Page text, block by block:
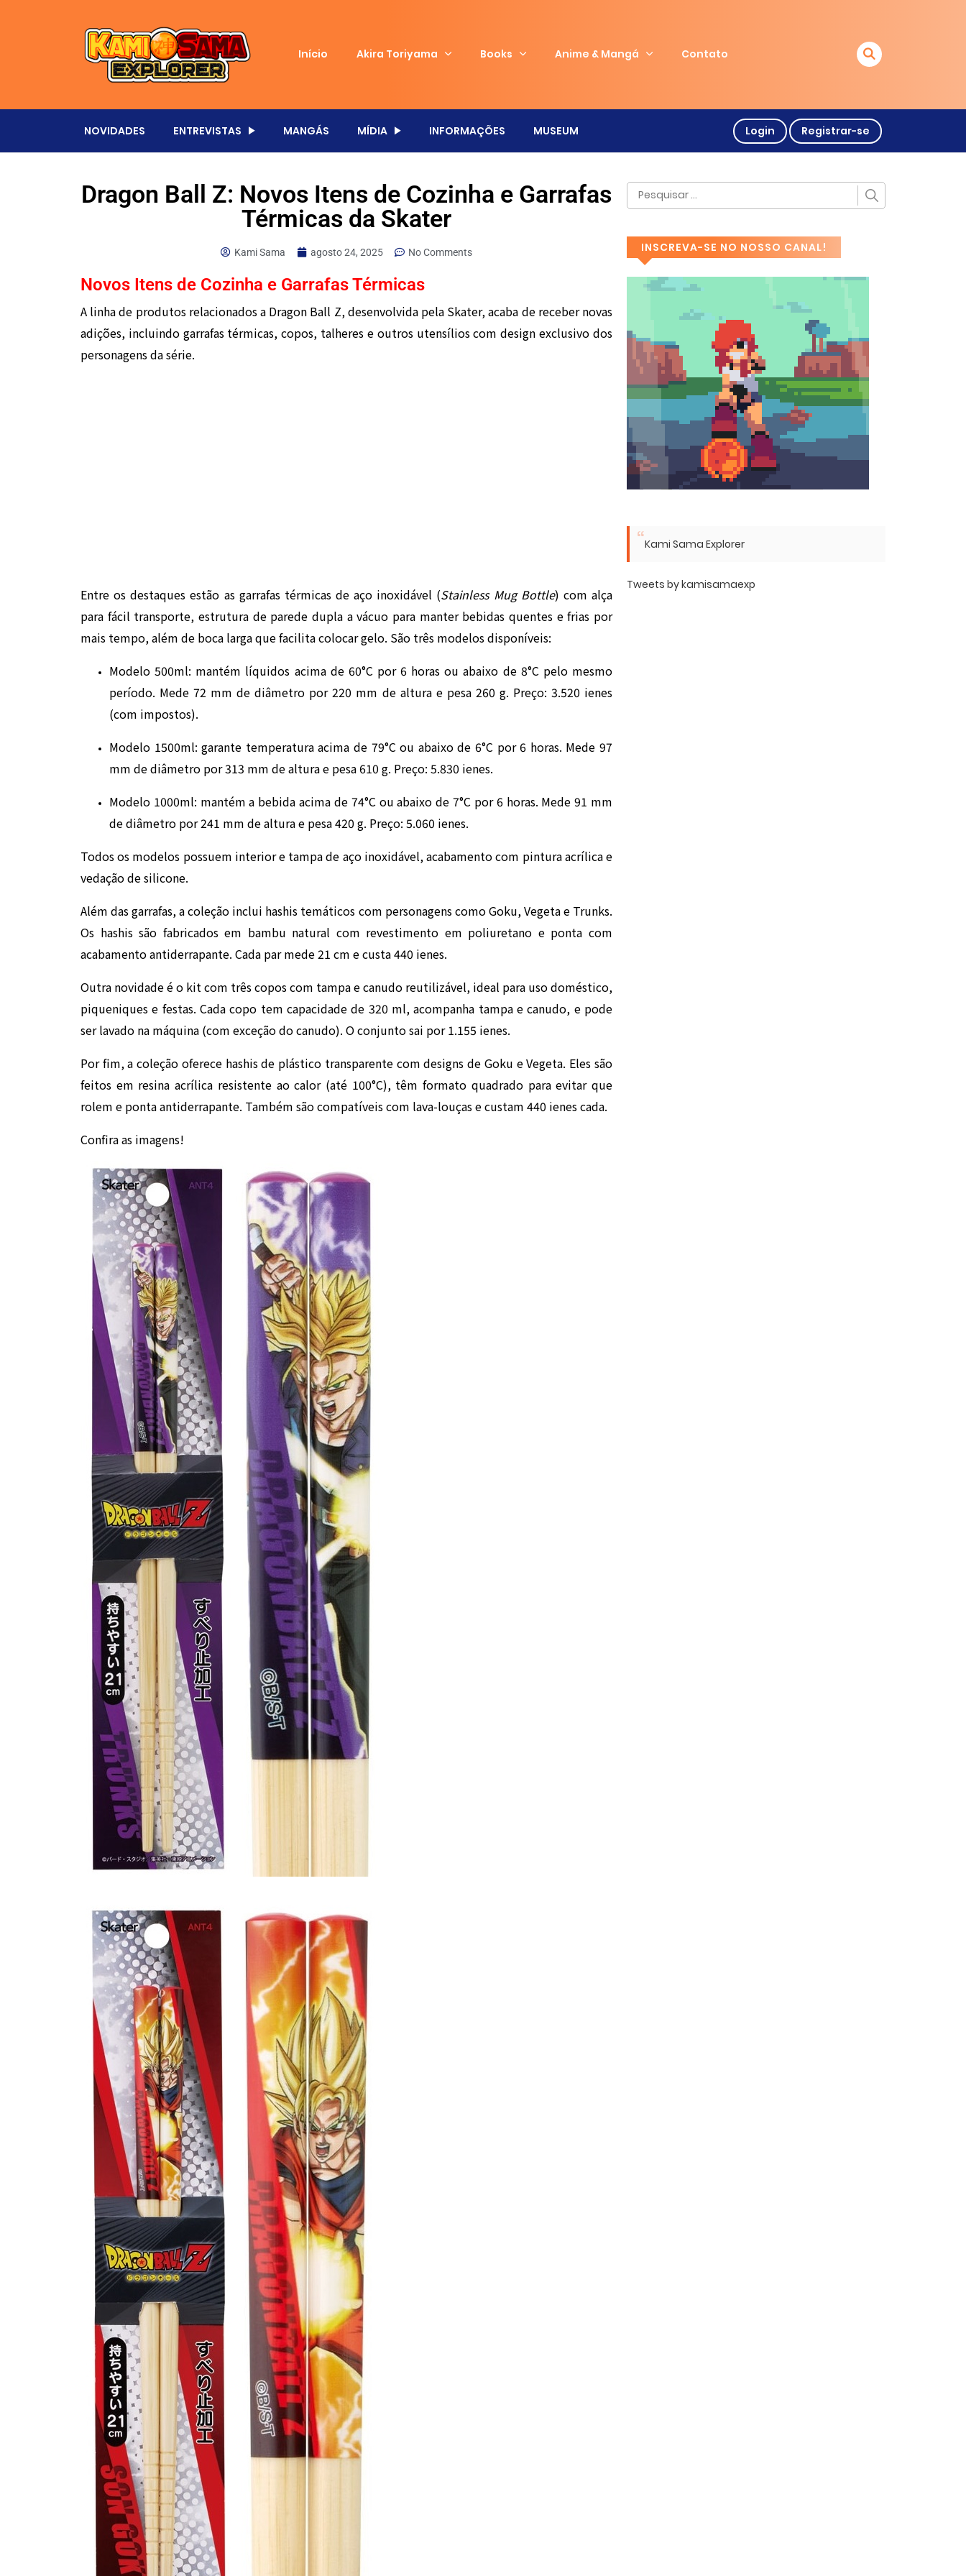
Início Akira Toriyama Books Anime & Mangá Contato
NOVIDADES ENTREVISTAS MANGÁS MÍDIA INFORMAÇÕES MUSEUM Login Registrar-se
Dragon Ball Z: Novos Itens de Cozinha e Garrafas
Térmicas da Skater
Kami Sama agosto 24, 2025 No Comments
Novos Itens de Cozinha e Garrafas Térmicas
A linha de produtos relacionados a Dragon Ball Z, desenvolvida pela Skater, acaba de receber novas
adições, incluindo garrafas térmicas, copos, talheres e outros utensílios com design exclusivo dos
personagens da série.
Entre os destaques estão as garrafas térmicas de aço inoxidável (Stainless Mug Bottle) com alça
para fácil transporte, estrutura de parede dupla a vácuo para manter bebidas quentes e frias por
mais tempo, além de boca larga que facilita colocar gelo. São três modelos disponíveis:
Modelo 500ml: mantém líquidos acima de 60°C por 6 horas ou abaixo de 8°C pelo mesmo
período. Mede 72 mm de diâmetro por 220 mm de altura e pesa 260 g. Preço: 3.520 ienes
(com impostos).
Modelo 1500ml: garante temperatura acima de 79°C ou abaixo de 6°C por 6 horas. Mede 97
mm de diâmetro por 313 mm de altura e pesa 610 g. Preço: 5.830 ienes.
Modelo 1000ml: mantém a bebida acima de 74°C ou abaixo de 7°C por 6 horas. Mede 91 mm
de diâmetro por 241 mm de altura e pesa 420 g. Preço: 5.060 ienes.
Todos os modelos possuem interior e tampa de aço inoxidável, acabamento com pintura acrílica e
vedação de silicone.
Além das garrafas, a coleção inclui hashis temáticos com personagens como Goku, Vegeta e Trunks.
Os hashis são fabricados em bambu natural com revestimento em poliuretano e ponta com
acabamento antiderrapante. Cada par mede 21 cm e custa 440 ienes.
Outra novidade é o kit com três copos com tampa e canudo reutilizável, ideal para uso doméstico,
piqueniques e festas. Cada copo tem capacidade de 320 ml, acompanha tampa e canudo, e pode
ser lavado na máquina (com exceção do canudo). O conjunto sai por 1.155 ienes.
Por fim, a coleção oferece hashis de plástico transparente com designs de Goku e Vegeta. Eles são
feitos em resina acrílica resistente ao calor (até 100°C), têm formato quadrado para evitar que
rolem e ponta antiderrapante. Também são compatíveis com lava-louças e custam 440 ienes cada.
Confira as imagens!
INSCREVA-SE NO NOSSO CANAL!
Kami Sama Explorer
Tweets by kamisamaexp